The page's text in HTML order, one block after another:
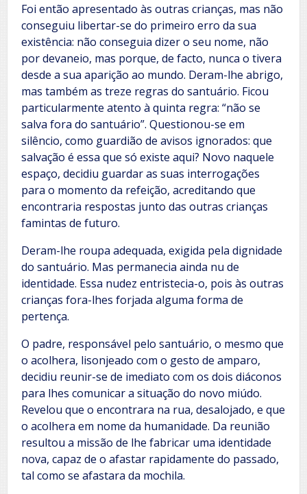
Foi então apresentado às outras crianças, mas não
conseguiu libertar-se do primeiro erro da sua
existência: não conseguia dizer o seu nome, não
por devaneio, mas porque, de facto, nunca o tivera
desde a sua aparição ao mundo. Deram-lhe abrigo,
mas também as treze regras do santuário. Ficou
particularmente atento à quinta regra: “não se
salva fora do santuário”. Questionou-se em
silêncio, como guardião de avisos ignorados: que
salvação é essa que só existe aqui? Novo naquele
espaço, decidiu guardar as suas interrogações
para o momento da refeição, acreditando que
encontraria respostas junto das outras crianças
famintas de futuro.
Deram-lhe roupa adequada, exigida pela dignidade
do santuário. Mas permanecia ainda nu de
identidade. Essa nudez entristecia-o, pois às outras
crianças fora-lhes forjada alguma forma de
pertença.
O padre, responsável pelo santuário, o mesmo que
o acolhera, lisonjeado com o gesto de amparo,
decidiu reunir-se de imediato com os dois diáconos
para lhes comunicar a situação do novo miúdo.
Revelou que o encontrara na rua, desalojado, e que
o acolhera em nome da humanidade. Da reunião
resultou a missão de lhe fabricar uma identidade
nova, capaz de o afastar rapidamente do passado,
tal como se afastara da mochila.